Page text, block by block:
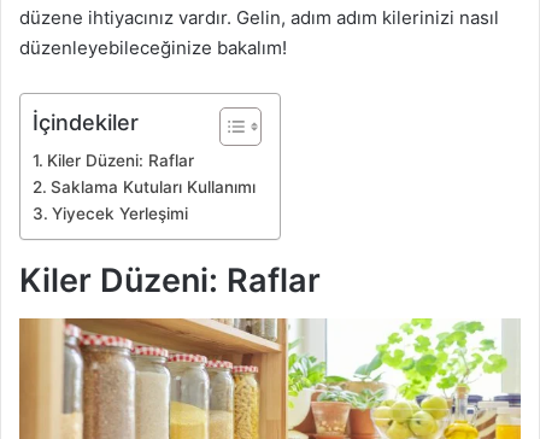
düzene ihtiyacınız vardır. Gelin, adım adım kilerinizi nasıl
düzenleyebileceğinize bakalım!
İçindekiler
Kiler Düzeni: Raflar
Saklama Kutuları Kullanımı
Yiyecek Yerleşimi
Kiler Düzeni: Raflar